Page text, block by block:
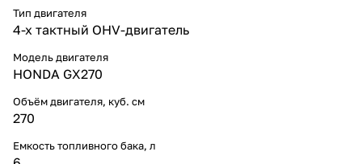
Тип двигателя
4-х тактный OHV-двигатель
Модель двигателя
HONDA GX270
Объём двигателя, куб. см
270
Емкость топливного бака, л